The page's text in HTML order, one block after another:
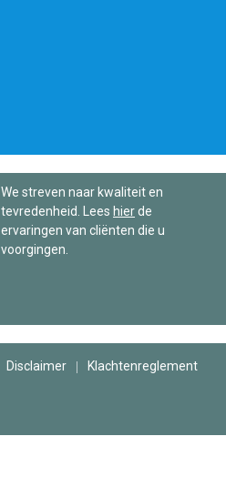
We streven naar kwaliteit en
tevredenheid. Lees hierde
ervaringen van cliënten die u
voorgingen.
Disclaimer
Klachtenreglement